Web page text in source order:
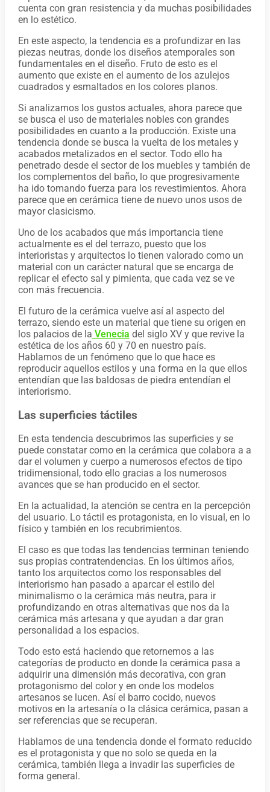
cuenta con gran resistencia y da muchas posibilidades
en lo estético.
En este aspecto, la tendencia es a profundizar en las
piezas neutras, donde los diseños atemporales son
fundamentales en el diseño. Fruto de esto es el
aumento que existe en el aumento de los azulejos
cuadrados y esmaltados en los colores planos.
Si analizamos los gustos actuales, ahora parece que
se busca el uso de materiales nobles con grandes
posibilidades en cuanto a la producción. Existe una
tendencia donde se busca la vuelta de los metales y
acabados metalizados en el sector. Todo ello ha
penetrado desde el sector de los muebles y también de
los complementos del baño, lo que progresivamente
ha ido tomando fuerza para los revestimientos. Ahora
parece que en cerámica tiene de nuevo unos usos de
mayor clasicismo.
Uno de los acabados que más importancia tiene
actualmente es el del terrazo, puesto que los
interioristas y arquitectos lo tienen valorado como un
material con un carácter natural que se encarga de
replicar el efecto sal y pimienta, que cada vez se ve
con más frecuencia.
El futuro de la cerámica vuelve así al aspecto del
terrazo, siendo este un material que tiene su origen en
los palacios de la Venecia del siglo XV y que revive la
estética de los años 60 y 70 en nuestro país.
Hablamos de un fenómeno que lo que hace es
reproducir aquellos estilos y una forma en la que ellos
entendían que las baldosas de piedra entendían el
interiorismo.
Las superficies táctiles
En esta tendencia descubrimos las superficies y se
puede constatar como en la cerámica que colabora a a
dar el volumen y cuerpo a numerosos efectos de tipo
tridimensional, todo ello gracias a los numerosos
avances que se han producido en el sector.
En la actualidad, la atención se centra en la percepción
del usuario. Lo táctil es protagonista, en lo visual, en lo
físico y también en los recubrimientos.
El caso es que todas las tendencias terminan teniendo
sus propias contratendencias. En los últimos años,
tanto los arquitectos como los responsables del
interiorismo han pasado a aparcar el estilo del
minimalismo o la cerámica más neutra, para ir
profundizando en otras alternativas que nos da la
cerámica más artesana y que ayudan a dar gran
personalidad a los espacios.
Todo esto está haciendo que retornemos a las
categorías de producto en donde la cerámica pasa a
adquirir una dimensión más decorativa, con gran
protagonismo del color y en onde los modelos
artesanos se lucen. Así el barro cocido, nuevos
motivos en la artesanía o la clásica cerámica, pasan a
ser referencias que se recuperan.
Hablamos de una tendencia donde el formato reducido
es el protagonista y que no solo se queda en la
cerámica, también llega a invadir las superficies de
forma general.